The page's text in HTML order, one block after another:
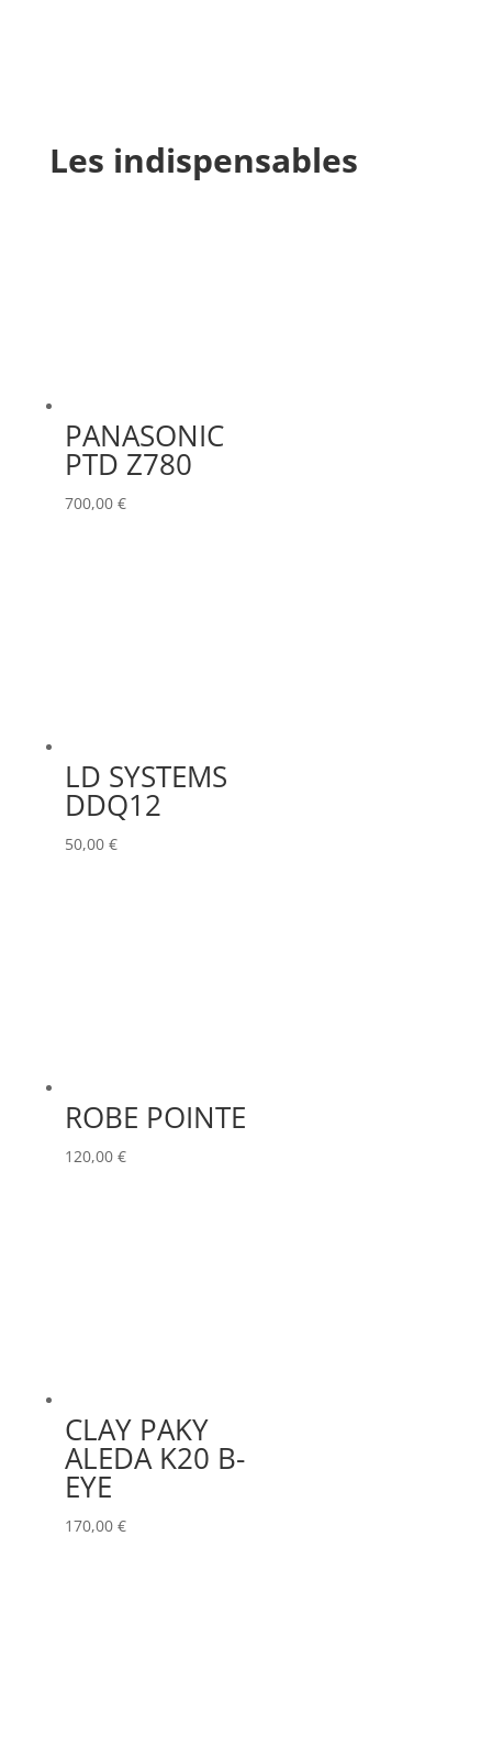
Les indispensables
PANASONIC
PTD Z780
700,00 €
LD SYSTEMS
DDQ12
50,00 €
ROBE POINTE
120,00 €
CLAY PAKY
ALEDA K20 B-
EYE
170,00 €